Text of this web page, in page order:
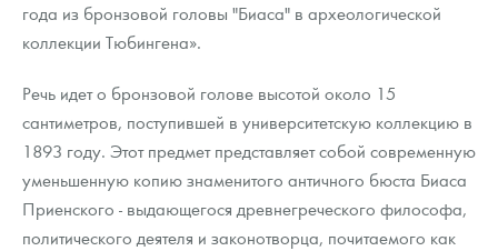
Русская нумизматика
Наборы подарочных и коллекционных монет
Монеты и жетоны из недрагоценных металлов
Книги по нумизматике
года из бронзовой головы "Биаса" в археологической
коллекции Тюбингена».
Речь идет о бронзовой голове высотой около 15
сантиметров, поступившей в университетскую коллекцию в
1893 году. Этот предмет представляет собой современную
уменьшенную копию знаменитого античного бюста Биаса
Приенского - выдающегося древнегреческого философа,
политического деятеля и законотворца, почитаемого как